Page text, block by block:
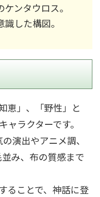
ンタウロス。
した構図。
恵」、「野性」と
ャラクターです。
演出やアニメ調、
み、布の質感まで
ることで、神話に登